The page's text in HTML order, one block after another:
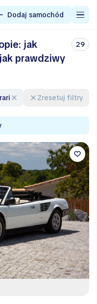
Dodaj samochód
jak
prawdziwy
29
Zresetuj filtry